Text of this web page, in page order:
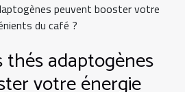
peuvent booster votre
du café ?
adaptogènes
votre énergie